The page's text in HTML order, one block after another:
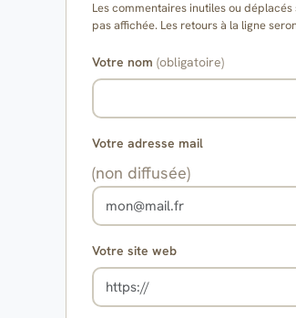
Les commentaires inutiles ou
pas affichée. Les retours à la ligne
Votre nom (obligatoire)
Votre adresse mail
(non diffusée)
Votre site web